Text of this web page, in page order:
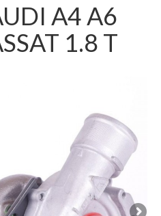
A4 A6
1.8 T